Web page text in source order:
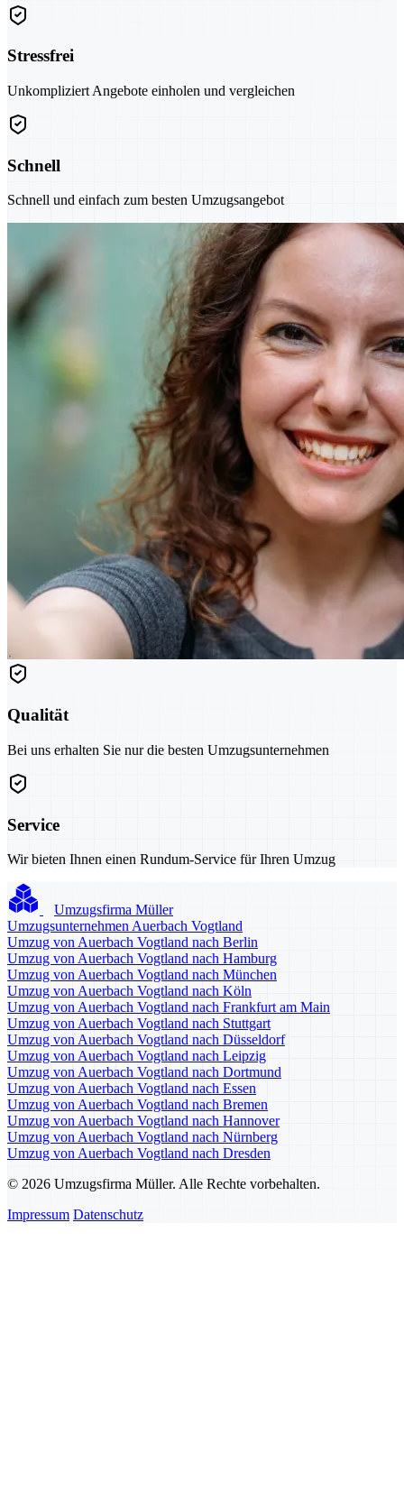
Stressfrei
Unkompliziert Angebote einholen und vergleichen
Schnell
Schnell und einfach zum besten Umzugsangebot
Qualität
Bei uns erhalten Sie nur die besten Umzugsunternehmen
Service
Wir bieten Ihnen einen Rundum-Service für Ihren Umzug
Umzugsfirma Müller
Umzugsunternehmen Auerbach Vogtland
Umzug von Auerbach Vogtland nach Berlin
Umzug von Auerbach Vogtland nach Hamburg
Umzug von Auerbach Vogtland nach München
Umzug von Auerbach Vogtland nach Köln
Umzug von Auerbach Vogtland nach Frankfurt am Main
Umzug von Auerbach Vogtland nach Stuttgart
Umzug von Auerbach Vogtland nach Düsseldorf
Umzug von Auerbach Vogtland nach Leipzig
Umzug von Auerbach Vogtland nach Dortmund
Umzug von Auerbach Vogtland nach Essen
Umzug von Auerbach Vogtland nach Bremen
Umzug von Auerbach Vogtland nach Hannover
Umzug von Auerbach Vogtland nach Nürnberg
Umzug von Auerbach Vogtland nach Dresden
© 2026 Umzugsfirma Müller. Alle Rechte vorbehalten.
Impressum Datenschutz